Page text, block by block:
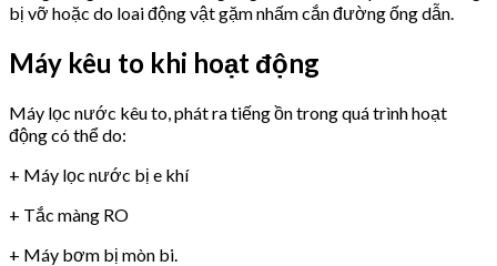
bị vỡ hoặc do loai động vật gặm nhấm cắn đường ống dẫn.
Máy kêu to khi hoạt động
Máy lọc nước kêu to, phát ra tiếng ồn trong quá trình hoạt
động có thể do:
+ Máy lọc nước bị e khí
+ Tắc màng RO
+ Máy bơm bị mòn bi.